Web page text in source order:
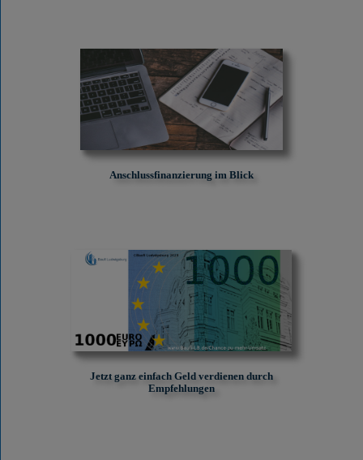
Anschlussfinanzierung im Blick
Jetzt ganz einfach Geld verdienen durch
Empfehlungen